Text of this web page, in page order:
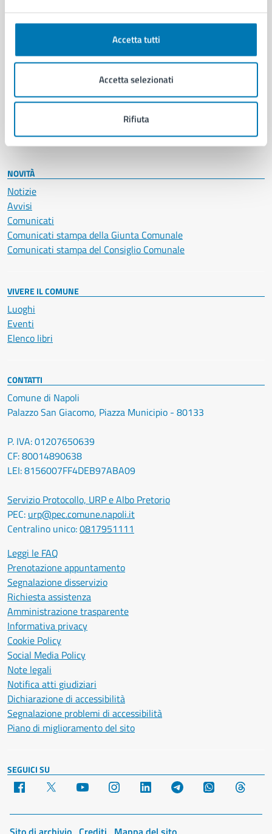
Accetta tutti
Accetta selezionati
Rifiuta
Educazione e formazione
Giustizia e sicurezza pubblica
Salute, benessere e assistenza
Vita lavorativa
NOVITÀ
Notizie
Avvisi
Comunicati
Comunicati stampa della Giunta Comunale
Comunicati stampa del Consiglio Comunale
VIVERE IL COMUNE
Luoghi
Eventi
Elenco libri
CONTATTI
Comune di Napoli
Palazzo San Giacomo, Piazza Municipio - 80133
P. IVA: 01207650639
CF: 80014890638
LEI: 8156007FF4DEB97ABA09
Servizio Protocollo, URP e Albo Pretorio
PEC: urp@pec.comune.napoli.it
Centralino unico:0817951111
Leggi le FAQ
Prenotazione appuntamento
Segnalazione disservizio
Richiesta assistenza
Amministrazione trasparente
Informativa privacy
Cookie Policy
Social Media Policy
Note legali
Notifica atti giudiziari
Dichiarazione di accessibilità
Segnalazione problemi di accessibilità
Piano di miglioramento del sito
SEGUICI SU
Facebook YouTube Instagram LinkedIn Telegram WhatsApp